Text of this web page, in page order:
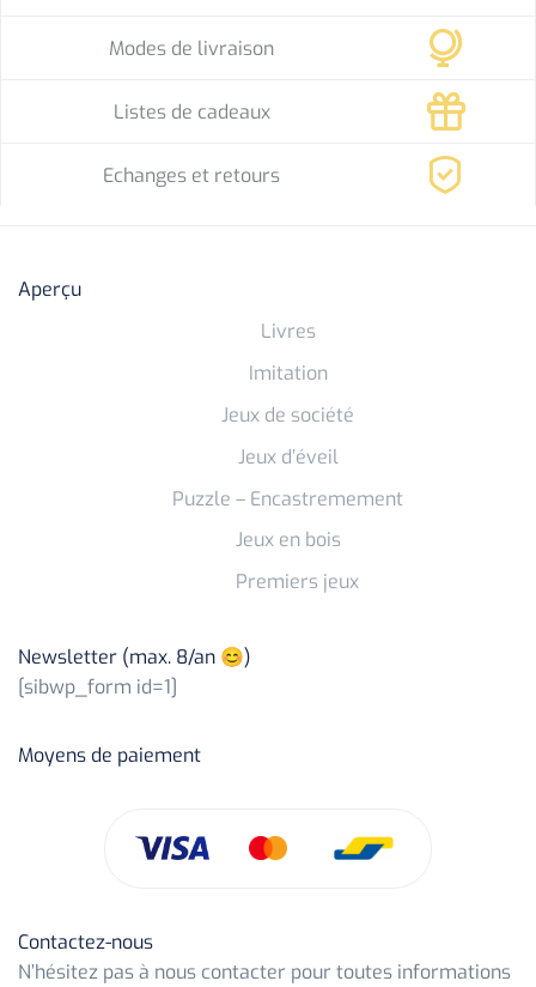
Modes de livraison
Listes de cadeaux
Echanges et retours
Aperçu
Livres
Imitation
Jeux de société
Jeux d’éveil
Puzzle – Encastremement
Jeux en bois
Premiers jeux
Newsletter (max. 8/an 😊)
[sibwp_form id=1]
Moyens de paiement
Contactez-nous
N’hésitez pas à nous contacter pour toutes informations